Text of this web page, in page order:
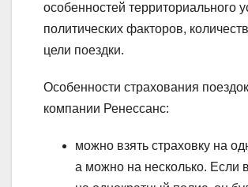
особенностей территориального
политических факторов,
цели поездки.
Особенности страхования
компании Ренессанс:
можно взять страховку на
а можно на несколько. Если